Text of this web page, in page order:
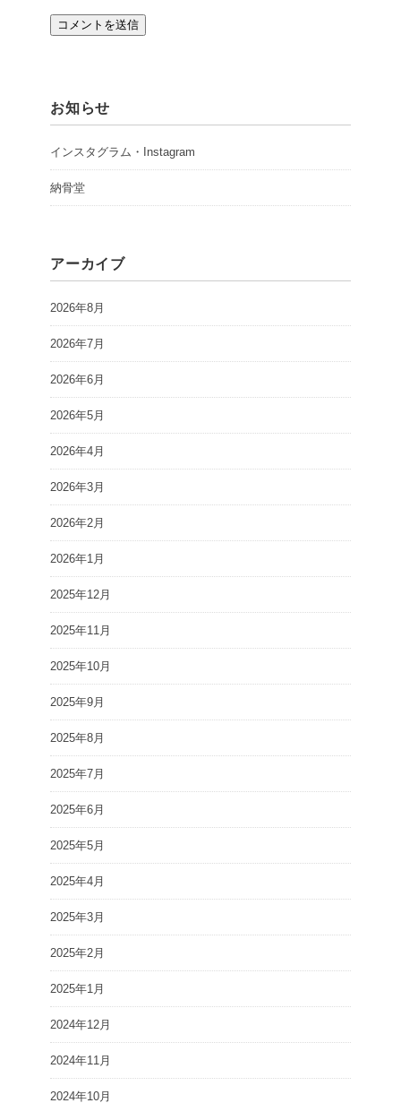
お知らせ
インスタグラム・Instagram
納骨堂
アーカイブ
2026年8月
2026年7月
2026年6月
2026年5月
2026年4月
2026年3月
2026年2月
2026年1月
2025年12月
2025年11月
2025年10月
2025年9月
2025年8月
2025年7月
2025年6月
2025年5月
2025年4月
2025年3月
2025年2月
2025年1月
2024年12月
2024年11月
2024年10月